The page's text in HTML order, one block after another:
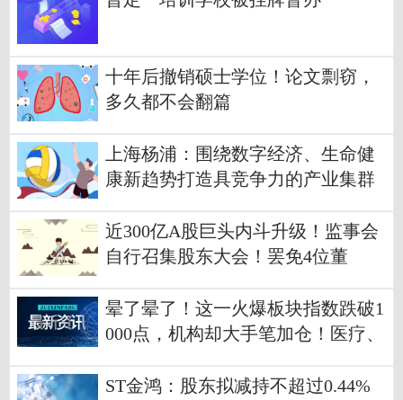
十年后撤销硕士学位！论文剽窃，
多久都不会翻篇
上海杨浦：围绕数字经济、生命健
康新趋势打造具竞争力的产业集群
近300亿A股巨头内斗升级！监事会
自行召集股东大会！罢免4位董
晕了晕了！这一火爆板块指数跌破1
000点，机构却大手笔加仓！医疗、
史新高
ST金鸿：股东拟减持不超过0.44%